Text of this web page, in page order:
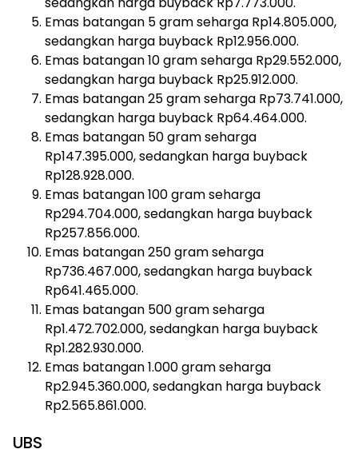
Emas batangan 5 gram seharga Rp14.805.000,
sedangkan harga buyback Rp12.956.000.
Emas batangan 10 gram seharga Rp29.552.000,
sedangkan harga buyback Rp25.912.000.
Emas batangan 25 gram seharga Rp73.741.000,
sedangkan harga buyback Rp64.464.000.
Emas batangan 50 gram seharga
Rp147.395.000, sedangkan harga buyback
Rp128.928.000.
Emas batangan 100 gram seharga
Rp294.704.000, sedangkan harga buyback
Rp257.856.000.
Emas batangan 250 gram seharga
Rp736.467.000, sedangkan harga buyback
Rp641.465.000.
Emas batangan 500 gram seharga
Rp1.472.702.000, sedangkan harga buyback
Rp1.282.930.000.
Emas batangan 1.000 gram seharga
Rp2.945.360.000, sedangkan harga buyback
Rp2.565.861.000.
UBS